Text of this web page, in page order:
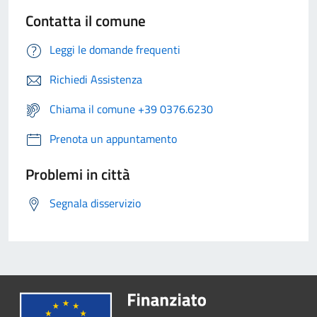
Contatta il comune
Leggi le domande frequenti
Richiedi Assistenza
Chiama il comune +39 0376.6230
Prenota un appuntamento
Problemi in città
Segnala disservizio